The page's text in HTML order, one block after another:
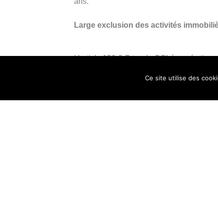
Large exclusion des activités
L’article 150-0 B ter du CGI énumérait
ou 35, les activités industrielles,
mobilier ou immobilier en étaient exclues.
Ce site utilise des